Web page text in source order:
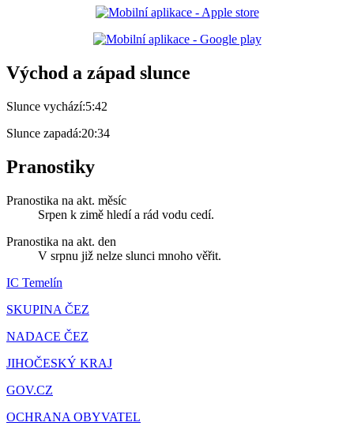
Východ a západ slunce
Slunce vychází:5:42
Slunce zapadá:20:34
Pranostiky
Pranostika na akt. měsíc
Srpen k zimě hledí a rád vodu cedí.
Pranostika na akt. den
V srpnu již nelze slunci mnoho věřit.
IC Temelín
SKUPINA ČEZ
NADACE ČEZ
JIHOČESKÝ KRAJ
GOV.CZ
OCHRANA OBYVATEL